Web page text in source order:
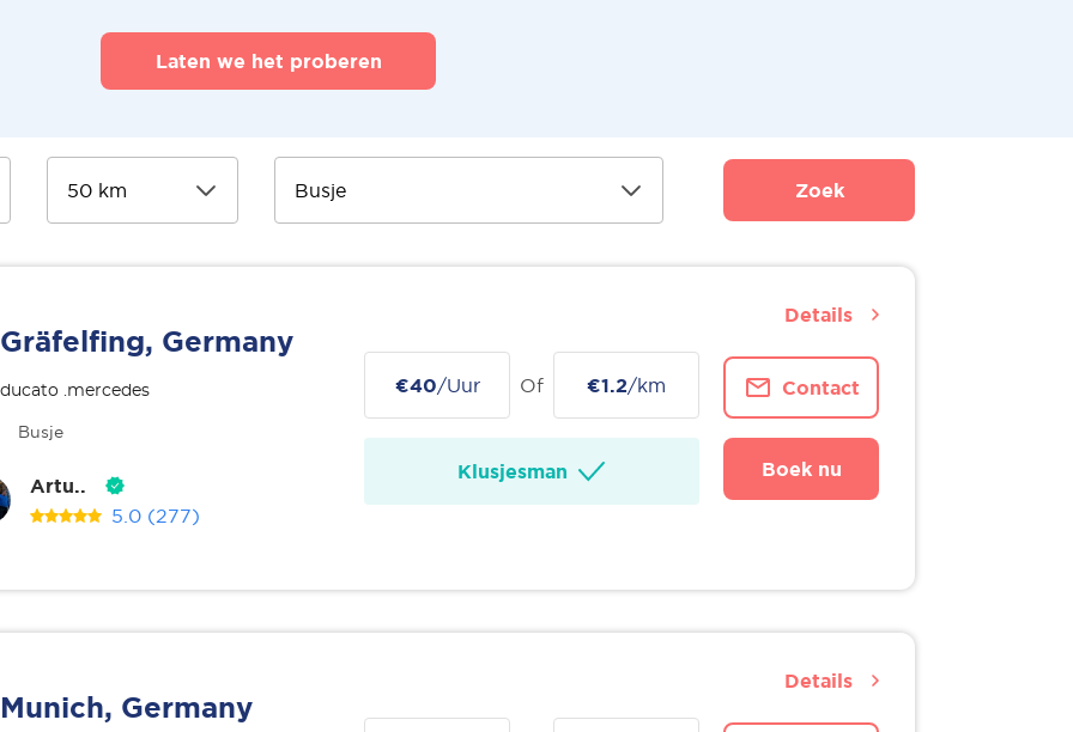
Laten we het proberen
Zoek
Gräfelfing, Germany
.mercedes
Busje
Artu..
5.0 (277)
€40/Uur Of €1.2/km
Klusjesman
Contact
Boek nu
Details
Munich, Germany
Details